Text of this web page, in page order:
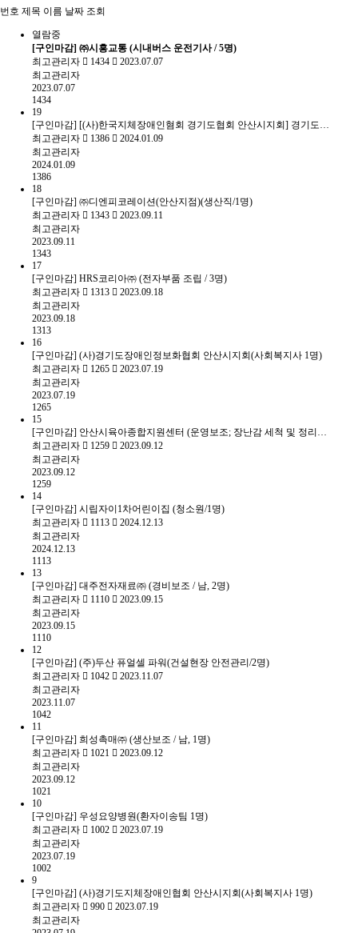
번호 제목 이름 날짜 조회
열람중
[구인마감] ㈜시흥교통 (시내버스 운전기사 / 5명)
최고관리자
1434
2023.07.07
최고관리자
2023.07.07
1434
19
[구인마감] [(사)한국지체장애인혐회 경기도협회 안산시지회] 경기도…
최고관리자
1386
2024.01.09
최고관리자
2024.01.09
1386
18
[구인마감] ㈜디엔피코레이션(안산지점)(생산직/1명)
최고관리자
1343
2023.09.11
최고관리자
2023.09.11
1343
17
[구인마감] HRS코리아㈜ (전자부품 조립 / 3명)
최고관리자
1313
2023.09.18
최고관리자
2023.09.18
1313
16
[구인마감] (사)경기도장애인정보화협회 안산시지회(사회복지사 1명)
최고관리자
1265
2023.07.19
최고관리자
2023.07.19
1265
15
[구인마감] 안산시육아종합지원센터 (운영보조; 장난감 세척 및 정리…
최고관리자
1259
2023.09.12
최고관리자
2023.09.12
1259
14
[구인마감] 시립자이1차어린이집 (청소원/1명)
최고관리자
1113
2024.12.13
최고관리자
2024.12.13
1113
13
[구인마감] 대주전자재료㈜ (경비보조 / 남, 2명)
최고관리자
1110
2023.09.15
최고관리자
2023.09.15
1110
12
[구인마감] (주)두산 퓨얼셀 파워(건설현장 안전관리/2명)
최고관리자
1042
2023.11.07
최고관리자
2023.11.07
1042
11
[구인마감] 희성촉매㈜ (생산보조 / 남, 1명)
최고관리자
1021
2023.09.12
최고관리자
2023.09.12
1021
10
[구인마감] 우성요양병원(환자이송팀 1명)
최고관리자
1002
2023.07.19
최고관리자
2023.07.19
1002
9
[구인마감] (사)경기도지체장애인협회 안산시지회(사회복지사 1명)
최고관리자
990
2023.07.19
최고관리자